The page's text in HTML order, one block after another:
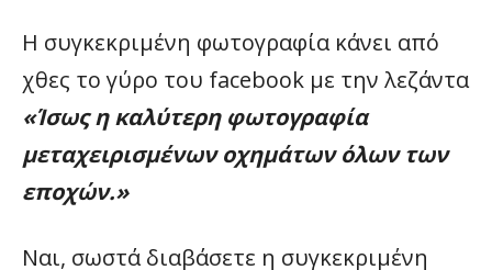
Η συγκεκριμένη φωτογραφία κάνει από
χθες το γύρο του facebook με την λεζάντα
«Ίσως η καλύτερη φωτογραφία
μεταχειρισμένων οχημάτων όλων των
εποχών.»
Ναι, σωστά διαβάσετε η συγκεκριμένη